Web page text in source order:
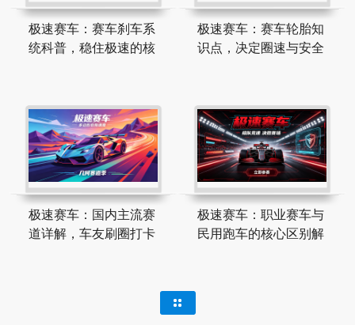
极速赛车：赛车刹车系
统科普，稳住极速的核
极速赛车：赛车轮胎知
识点，决定圈速与安全
极速赛车：国内主流赛
道详解，车友刷圈打卡
极速赛车：职业赛车与
民用跑车的核心区别解